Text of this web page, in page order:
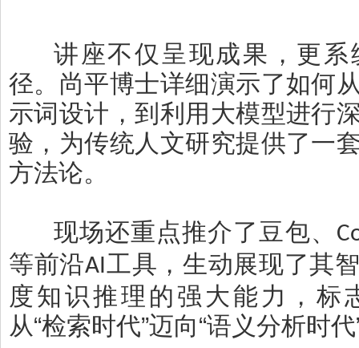
讲座不仅呈现成果，更系
径。尚平博士详细演示了如何
示词设计，到利用大模型进行
验，为传统人文研究提供了一
方法论。
现场还重点推介了豆包、
等前沿AI工具，生动展现了其
度知识推理的强大能力，标
从“检索时代”迈向“语义分析时代